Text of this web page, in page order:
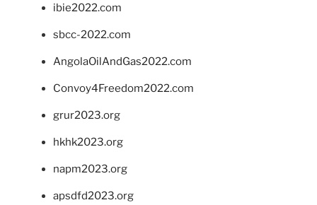
ibie2022.com
sbcc-2022.com
AngolaOilAndGas2022.com
Convoy4Freedom2022.com
grur2023.org
hkhk2023.org
napm2023.org
apsdfd2023.org